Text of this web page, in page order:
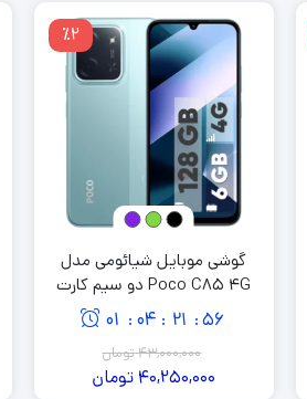
٪2
گوشی موبایل شیائومی مدل
Poco C85 4G دو سیم کارت
گیگابایت
55
:
21
:
04
:
01
43,000,000تومان
40,250,000 تومان